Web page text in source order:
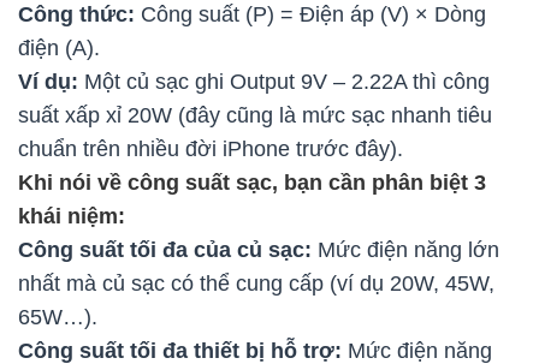
Công thức: Công suất (P) = Điện áp (V) × Dòng
điện (A).
Ví dụ: Một củ sạc ghi Output 9V – 2.22A thì công
suất xấp xỉ 20W (đây cũng là mức sạc nhanh tiêu
chuẩn trên nhiều đời iPhone trước đây).
Khi nói về công suất sạc, bạn cần phân biệt 3
khái niệm:
Công suất tối đa của củ sạc: Mức điện năng lớn
nhất mà củ sạc có thể cung cấp (ví dụ 20W, 45W,
65W…).
Công suất tối đa thiết bị hỗ trợ: Mức điện năng